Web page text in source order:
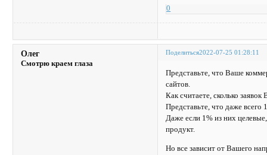
0
Поделиться2022-07-25 01:28:11
Олег
Смотрю краем глаза
Представьте, что Ваше
сайтов.
Как считаете, сколько
Представьте, что даже
Даже если 1% из них
продукт.
Но все зависит от Вашего